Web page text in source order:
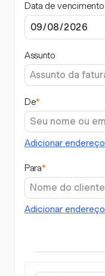
Data de vencimento
Assunto
De*
Adicionar endereço
Para*
Adicionar endereço